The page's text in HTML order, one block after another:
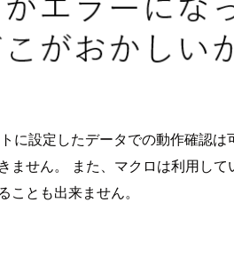
に設定したデータでの動作確認
ません。 また、マクロは利用し
とも出来ません。